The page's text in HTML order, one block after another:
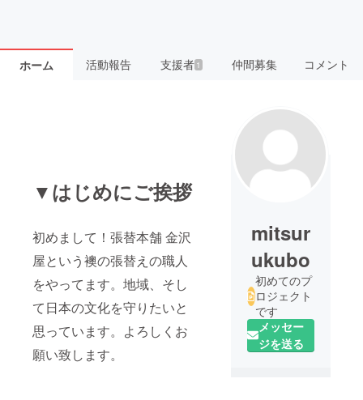
ホーム 活動報告 支援者 1 仲間募集 コメント
▼はじめにご挨拶
初めまして！張替本舗 金沢
屋という襖の張替えの職人
をやってます。地域、そし
て日本の文化を守りたいと
思っています。よろしくお
願い致します。
mitsur
ukubo
初めてのプ
ロジェクト
です
メッセー
ジを送る